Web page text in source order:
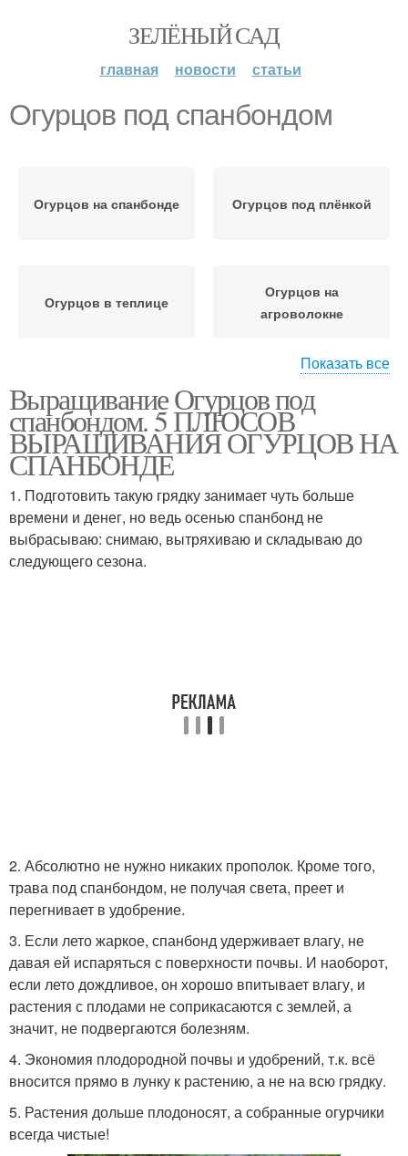
ЗЕЛЁНЫЙ САД
главная новости статьи
Огурцов под спанбондом
Огурцов на спанбонде Огурцов под плёнкой
Огурцов в теплице
Огурцов на
агроволокне
агроволокно
Показать все
Выращивание Огурцов под
спанбондом. 5 ПЛЮСОВ
ВЫРАЩИВАНИЯ ОГУРЦОВ НА
СПАНБОНДЕ
1. Подготовить такую грядку занимает чуть больше
времени и денег, но ведь осенью спанбонд не
выбрасываю: снимаю, вытряхиваю и складываю до
следующего сезона.
2. Абсолютно не нужно никаких прополок. Кроме того,
трава под спанбондом, не получая света, преет и
перегнивает в удобрение.
3. Если лето жаркое, спанбонд удерживает влагу, не
давая ей испаряться с поверхности почвы. И наоборот,
если лето дождливое, он хорошо впитывает влагу, и
растения с плодами не соприкасаются с землей, а
значит, не подвергаются болезням.
4. Экономия плодородной почвы и удобрений, т.к. всё
вносится прямо в лунку к растению, а не на всю грядку.
5. Растения дольше плодоносят, а собранные огурчики
всегда чистые!